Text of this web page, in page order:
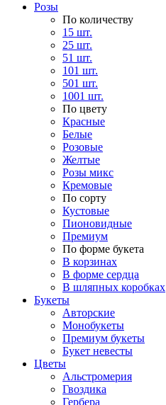
Розы
По количеству
15 шт.
25 шт.
51 шт.
101 шт.
501 шт.
1001 шт.
По цвету
Красные
Белые
Розовые
Желтые
Розы микс
Кремовые
По сорту
Кустовые
Пионовидные
Премиум
По форме букета
В корзинах
В форме сердца
В шляпных коробках
Букеты
Авторские
Монобукеты
Премиум букеты
Букет невесты
Цветы
Альстромерия
Гвоздика
Гербера